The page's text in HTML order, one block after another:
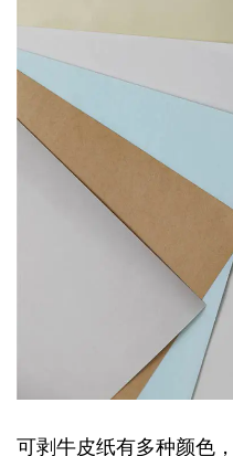
可剥牛皮纸有多种颜色